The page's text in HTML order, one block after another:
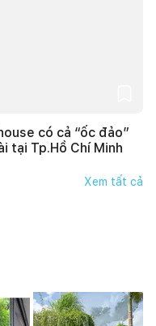
có cả “ốc đảo”
tại Tp.Hồ Chí Minh
Xem tất cả